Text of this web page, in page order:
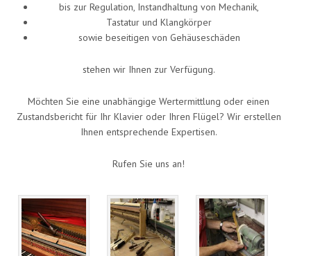
bis zur Regulation, Instandhaltung von Mechanik,
Tastatur und Klangkörper
sowie beseitigen von Gehäuseschäden
stehen wir Ihnen zur Verfügung.
Möchten Sie eine unabhängige Wertermittlung oder einen
Zustandsbericht für Ihr Klavier oder Ihren Flügel? Wir erstellen
Ihnen entsprechende Expertisen.
Rufen Sie uns an!